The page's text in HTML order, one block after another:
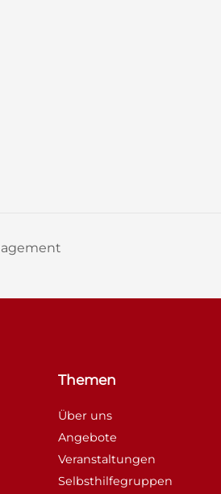
Themen
Über uns
Angebote
Veranstaltungen
Selbsthilfegruppen